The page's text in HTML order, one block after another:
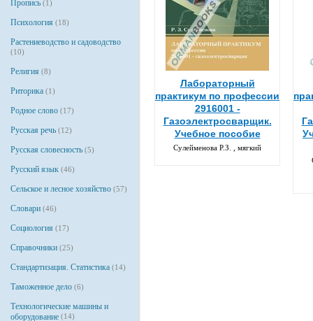
Пропись (1)
Психология (18)
Растениеводство и садоводство
(10)
Религия (8)
Риторика (1)
Родное слово (17)
Русская речь (12)
Русская словесность (5)
Русский язык (46)
Сельское и лесное хозяйство (57)
Словари (46)
Социология (17)
Справочники (25)
Стандартизация. Статистика (14)
Таможенное дело (6)
Технологические машины и
оборудование (14)
Лабораторный
практикум по профессии
2916001 -
Газоэлектросварщик.
Учебное пособие
Сулейменова Р.З. , мягкий